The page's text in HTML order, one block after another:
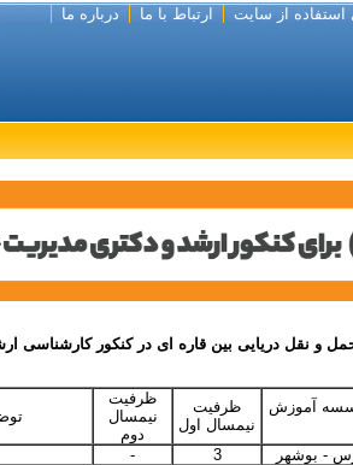
استفاده از سایت ارتباط با ما درباره ما
و نقل دریایی بین قاره ای در کنکور کارشناسی ارشد
آموزش
ظرفیت
نیمسال اول
ظرفیت
نیمسال
دوم
- بوشهر 3
-